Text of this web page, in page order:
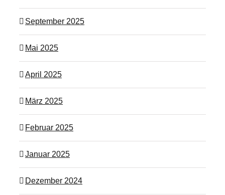
September 2025
Mai 2025
April 2025
März 2025
Februar 2025
Januar 2025
Dezember 2024